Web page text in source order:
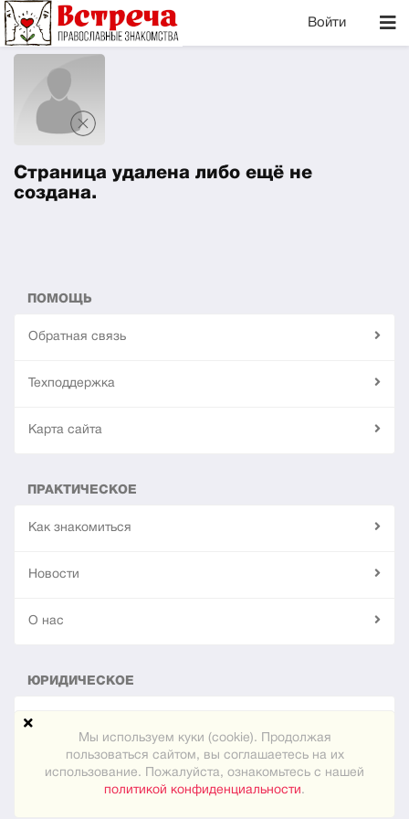
Войти
Страница удалена либо ещё не
создана.
Мы используем куки (cookie). Продолжая
пользоваться сайтом, вы соглашаетесь на их
использование. Пожалуйста, ознакомьтесь с нашей
политикой конфиденциальности.
ПОМОЩЬ
Обратная связь
Техподдержка
Карта сайта
ПРАКТИЧЕСКОЕ
Как знакомиться
Новости
О нас
ЮРИДИЧЕСКОЕ
Конфиденциальность
© 2024"Встреча"